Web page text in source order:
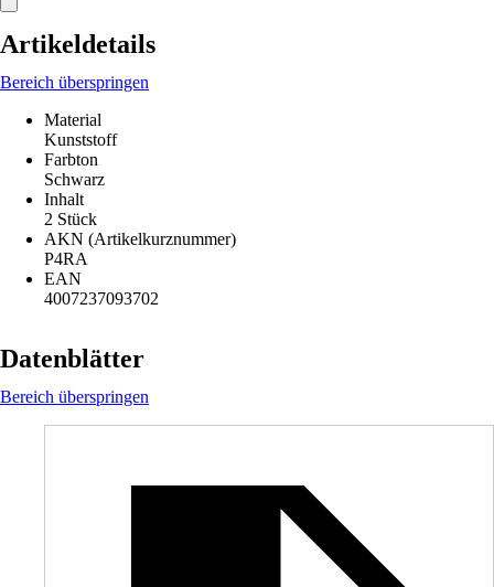
Artikeldetails
Bereich überspringen
Material
Kunststoff
Farbton
Schwarz
Inhalt
2 Stück
AKN (Artikelkurznummer)
P4RA
EAN
4007237093702
Datenblätter
Bereich überspringen